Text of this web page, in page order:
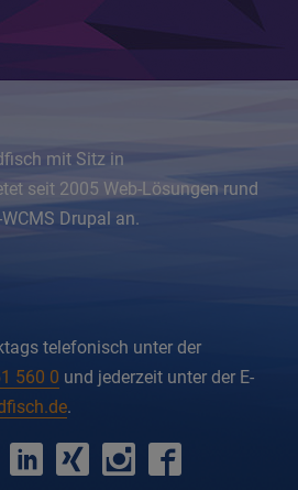
mit Sitz in
seit 2005 Web-Lösungen rund
Drupal an.
telefonisch unter der
560 0 und jederzeit unter der E-
.
erdfisch
on
erdfisch
on
erdfisch
on
erdfisch
on